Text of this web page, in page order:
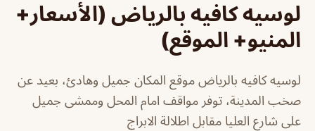
لوسيه كافيه بالرياض (الأسعار+
المنيو+ الموقع)
لوسيه كافيه بالرياض موقع المكان جميل وهادئ، بعيد عن
صخب المدينة، توفر مواقف امام المحل وممشى جميل
على شارع العليا مقابل اطلالة الابراج